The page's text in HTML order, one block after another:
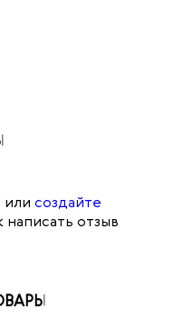
или создайте
отзыв